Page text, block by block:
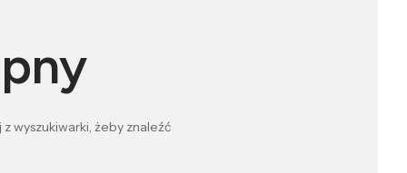
wyszukiwarki, żeby znaleźć